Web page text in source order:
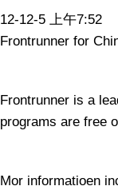
12-12-5 上午7:52
Frontrunner for
Frontrunner is a
programs are free
Mor informatioen